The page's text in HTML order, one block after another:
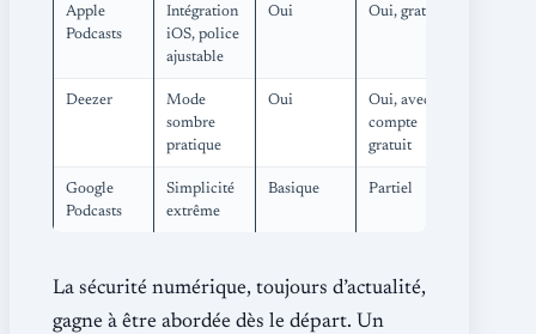
Apple
Podcasts
Intégration
iOS, police
ajustable
Oui Oui, gratuit
Deezer
Mode
sombre
pratique
Oui
Oui, avec
compte
gratuit
Google
Podcasts
Simplicité
extrême
Basique Partiel
La sécurité numérique, toujours d’actualité,
gagne à être abordée dès le départ. Un